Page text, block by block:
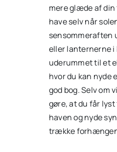
mere glæde af
have selv når
sensommeraften
eller lanternerne
uderummet til et
hvor du kan nyde
god bog. Selv om
gøre, at du får
haven og nyde
trække